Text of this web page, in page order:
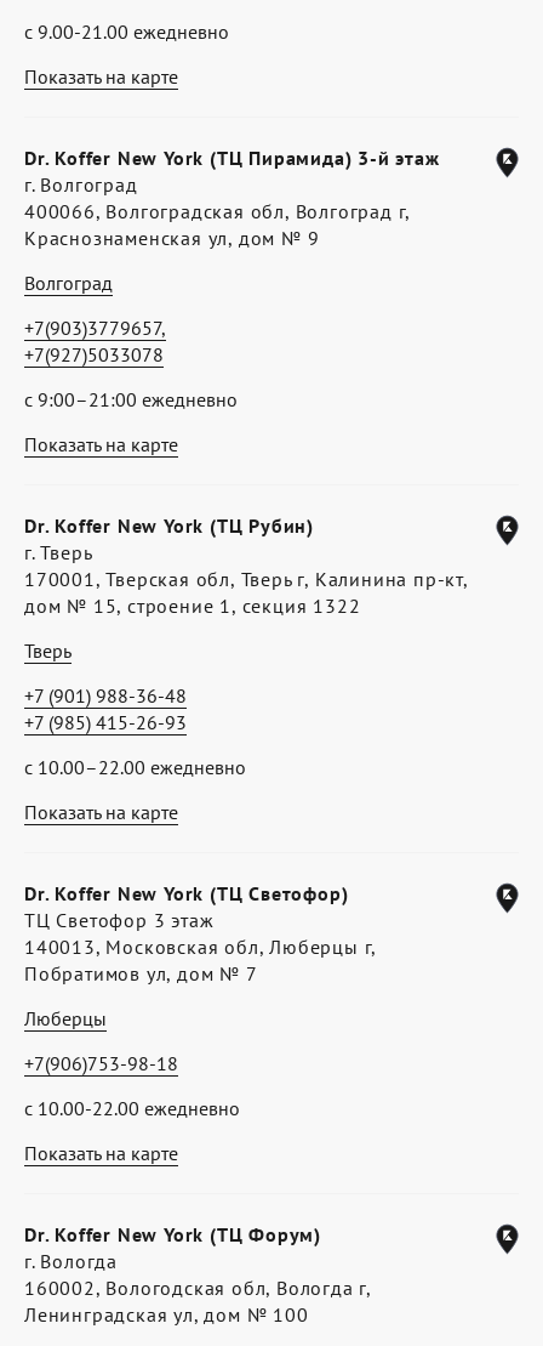
Показать на карте
с 9.00-21.00 ежедневно
Показать на карте
Dr. Koffer New York (ТЦ Пирамида) 3-й этаж
г. Волгоград
400066, Волгоградская обл, Волгоград г,
Краснознаменская ул, дом № 9
Волгоград
с 9:00–21:00 ежедневно
+7(903)3779657,
+7(927)5033078
Показать на карте
Dr. Koffer New York (ТЦ Рубин)
г. Тверь
170001, Тверская обл, Тверь г, Калинина пр-кт,
дом № 15, строение 1, секция 1322
Тверь
с 10.00–22.00 ежедневно
+7 (901) 988-36-48
+7 (985) 415-26-93
Показать на карте
Dr. Koffer New York (ТЦ Светофор)
ТЦ Светофор 3 этаж
140013, Московская обл, Люберцы г,
Побратимов ул, дом № 7
Люберцы
с 10.00-22.00 ежедневно
+7(906)753-98-18
Dr. Koffer New York (ТЦ Форум)
г. Вологда
160002, Вологодская обл, Вологда г,
Ленинградская ул, дом № 100